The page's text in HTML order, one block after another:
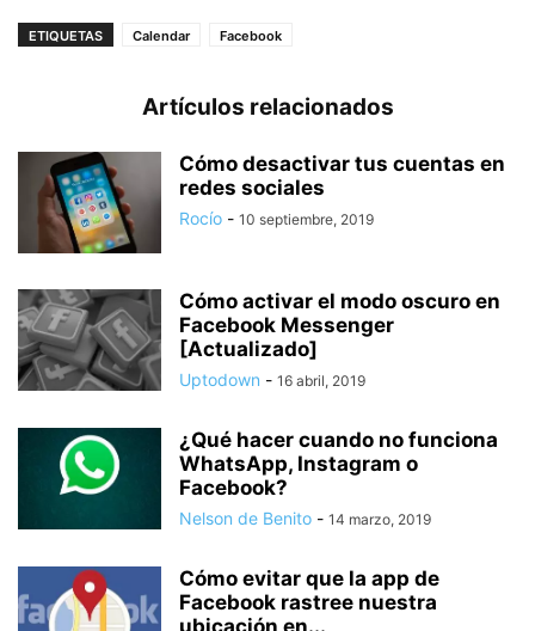
ETIQUETAS Calendar Facebook
Artículos relacionados
Cómo desactivar tus cuentas en
redes sociales
Rocío - 10 septiembre, 2019
Cómo activar el modo oscuro en
Facebook Messenger
[Actualizado]
Uptodown - 16 abril, 2019
¿Qué hacer cuando no funciona
WhatsApp, Instagram o
Facebook?
Nelson de Benito - 14 marzo, 2019
Cómo evitar que la app de
Facebook rastree nuestra
ubicación en...